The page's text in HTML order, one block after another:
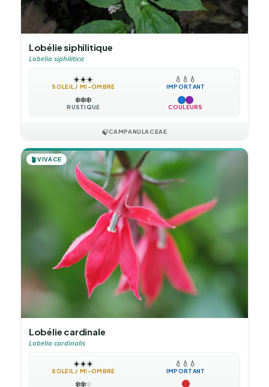
Lobélie siphilitique
Lobelia siphilitica
☀️☀️☀️
SOLEIL / MI-OMBRE
💧 💧 💧
IMPORTANT
❄️❄️❄️
RUSTIQUE COULEURS
🍃CAMPANULACEAE
🪴VIVACE
Lobélie cardinale
Lobelia cardinalis
☀️☀️☀️
SOLEIL / MI-OMBRE
💧 💧 💧
IMPORTANT
❄️❄️❄️